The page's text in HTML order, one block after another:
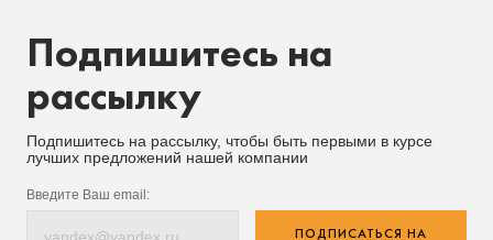
Подпишитесь на
рассылку
Подпишитесь на рассылку, чтобы быть первыми в курсе
лучших предложений нашей компании
Введите Ваш email:
ПОДПИСАТЬСЯ НА